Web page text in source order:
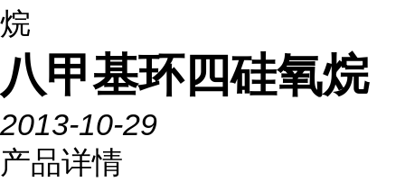
烷
八甲基环四硅氧烷
2013-10-29
产品详情